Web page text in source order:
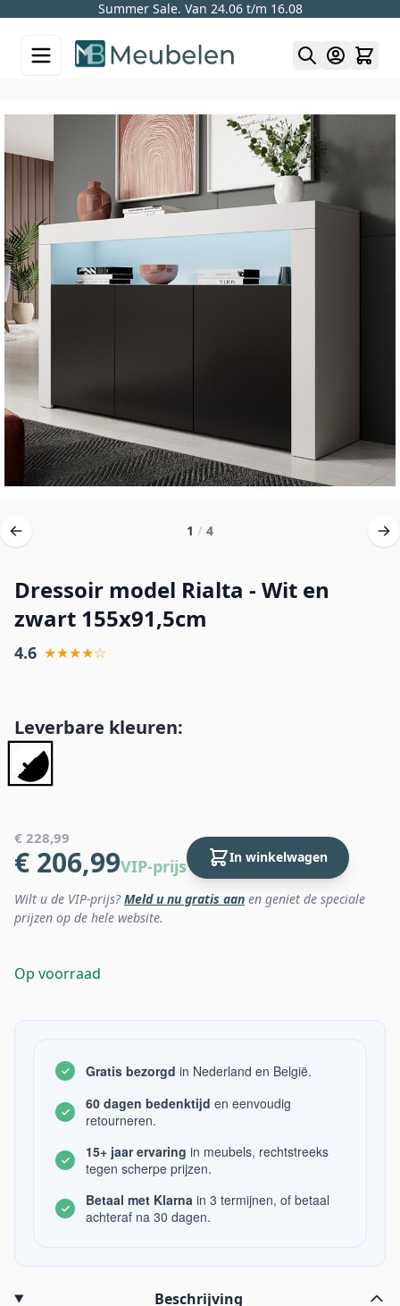
Summer Sale. Van 24.06 t/m 16.08
1 / 4
Dressoir model Rialta - Wit en
zwart 155x91,5cm
4.6 ★★★★☆
Leverbare kleuren:
€ 228,99
€ 206,99VIP-prijs In winkelwagen
Wilt u de VIP-prijs?Meld u nu gratis aan en geniet de speciale
prijzen op de hele website.
Op voorraad
Gratis bezorgd in Nederland en België.
60 dagen bedenktijd en eenvoudig
retourneren.
15+ jaar ervaring in meubels, rechtstreeks
tegen scherpe prijzen.
Betaal met Klarna in 3 termijnen, of betaal
achteraf na 30 dagen.
Beschrijving